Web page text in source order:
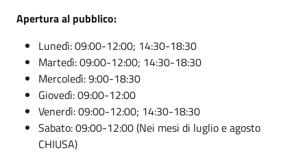
Apertura al pubblico:
Lunedì: 09:00-12:00; 14:30-18:30
Martedì: 09:00-12:00; 14:30-18:30
Mercoledì: 9:00-18:30
Giovedì: 09:00-12:00
Venerdì: 09:00-12:00; 14:30-18:30
Sabato: 09:00-12:00 (Nei mesi di luglio e agosto
CHIUSA)